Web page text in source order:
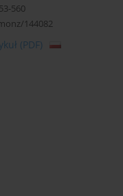
560
144082
(PDF)